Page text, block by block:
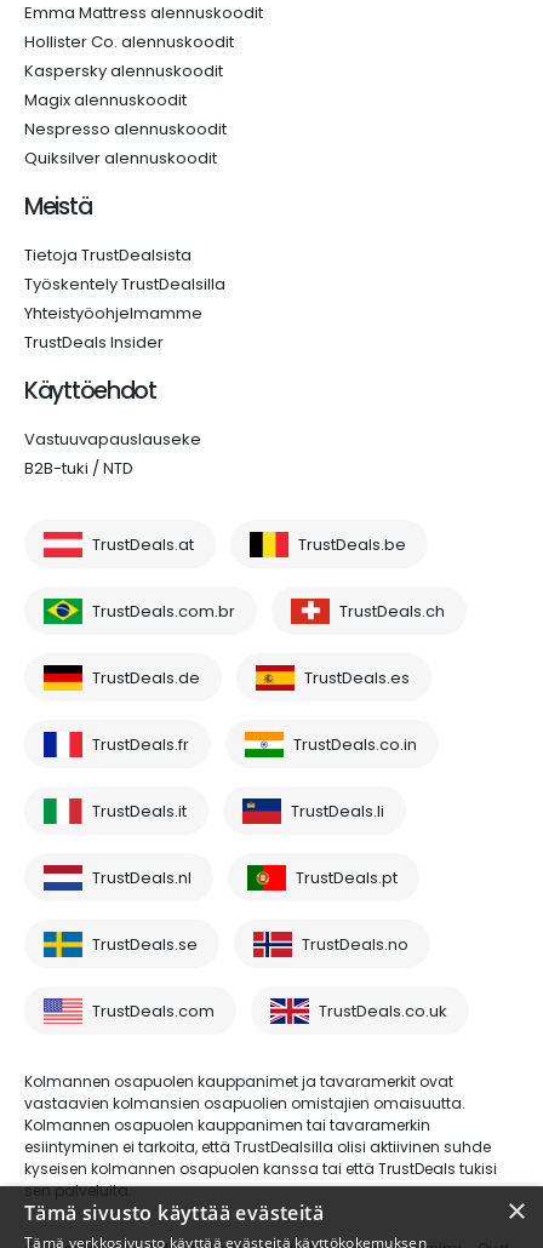
Emma Mattress alennuskoodit
Hollister Co. alennuskoodit
Kaspersky alennuskoodit
Magix alennuskoodit
Nespresso alennuskoodit
Quiksilver alennuskoodit
Meistä
Tietoja TrustDealsista
Työskentely TrustDealsilla
Yhteistyöohjelmamme
TrustDeals Insider
Käyttöehdot
Vastuuvapauslauseke
B2B-tuki / NTD
TrustDeals.at TrustDeals.be
TrustDeals.com.br TrustDeals.ch
TrustDeals.de TrustDeals.es
TrustDeals.fr TrustDeals.co.in
TrustDeals.it TrustDeals.li
TrustDeals.nl TrustDeals.pt
TrustDeals.se TrustDeals.no
TrustDeals.com TrustDeals.co.uk
Kolmannen osapuolen kauppanimet ja tavaramerkit ovat
vastaavien kolmansien osapuolien omistajien omaisuutta.
Kolmannen osapuolen kauppanimen tai tavaramerkin
esiintyminen ei tarkoita, että TrustDealsilla olisi aktiivinen suhde
kyseisen kolmannen osapuolen kanssa tai että TrustDeals tukisi
sen palveluita.
×
Tämä sivusto käyttää evästeitä
Tämä verkkosivusto käyttää evästeitä käyttökokemuksen